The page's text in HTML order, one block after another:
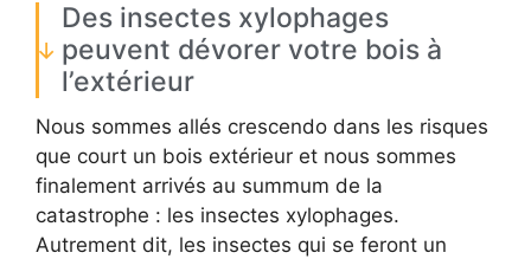
Des insectes xylophages
peuvent dévorer votre bois à
l’extérieur
Nous sommes allés crescendo dans les risques
que court un bois extérieur et nous sommes
finalement arrivés au summum de la
catastrophe : les insectes xylophages.
Autrement dit, les insectes qui se feront un